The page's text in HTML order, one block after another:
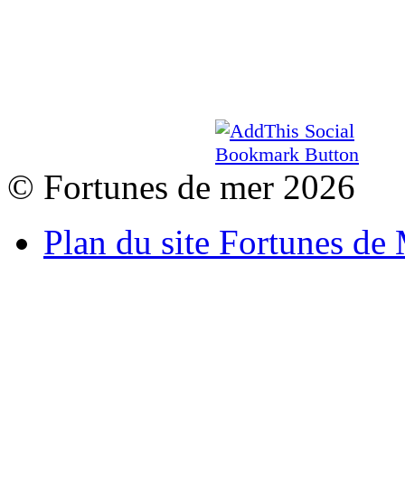
© Fortunes de mer 2026
Plan du site Fortunes de